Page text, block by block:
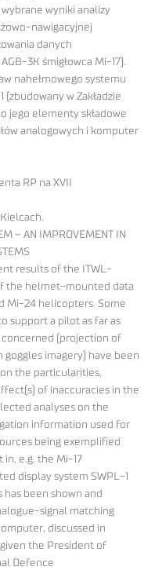
wyniki analizy
nawigacyjnej
danych
3K śmigłowca Mi-17).
nahełmowego systemu
w Zakładzie
jego elementy składowe
analogowych i komputer
RP na XVII
– AN IMPROVEMENT IN
results of the ITWL-
the helmet-mounted data
Mi-24 helicopters. Some
support a pilot as far as
(projection of
imagery) have been
on the particularities,
of inaccuracies in the
analyses on the
information used for
being exemplified
e.g. the Mi-17
display system SWPL-1
has been shown and
signal matching
discussed in
the President of
Defence